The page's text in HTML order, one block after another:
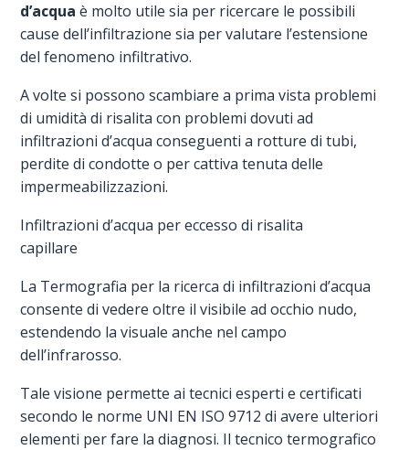
d’acqua è molto utile sia per ricercare le possibili
cause dell’infiltrazione sia per valutare l’estensione
del fenomeno infiltrativo.
A volte si possono scambiare a prima vista problemi
di umidità di risalita con problemi dovuti ad
infiltrazioni d’acqua conseguenti a rotture di tubi,
perdite di condotte o per cattiva tenuta delle
impermeabilizzazioni.
Infiltrazioni d’acqua per eccesso di risalita
capillare
La Termografia per la ricerca di infiltrazioni d’acqua
consente di vedere oltre il visibile ad occhio nudo,
estendendo la visuale anche nel campo
dell’infrarosso.
Tale visione permette ai tecnici esperti e certificati
secondo le norme UNI EN ISO 9712 di avere ulteriori
elementi per fare la diagnosi. Il tecnico termografico